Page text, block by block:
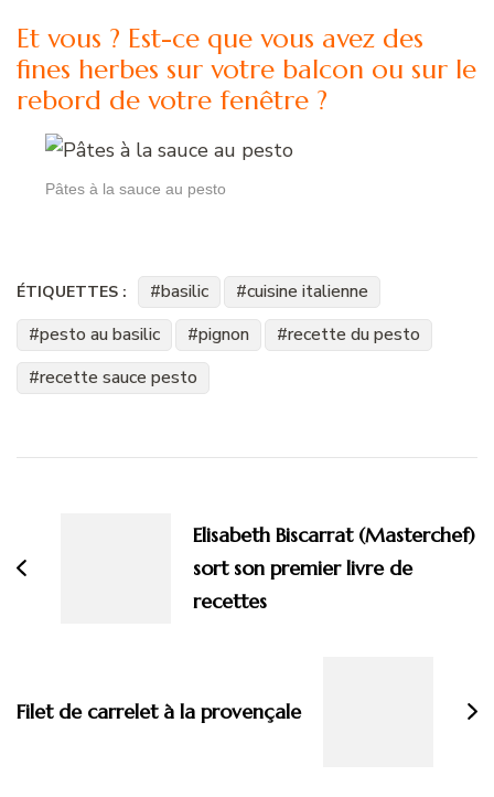
Et vous ? Est-ce que vous avez des
fines herbes sur votre balcon ou sur le
rebord de votre fenêtre ?
Pâtes à la sauce au pesto
ÉTIQUETTES : basilic
cuisine italienne
pesto au basilic
pignon
recette du pesto
recette sauce pesto
Elisabeth Biscarrat (Masterchef)
sort son premier livre de
recettes
Filet de carrelet à la provençale